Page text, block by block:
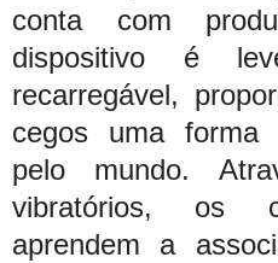
conta com
dispositivo é
recarregável,
cegos uma forma
pelo mundo.
vibratórios, os
aprendem a